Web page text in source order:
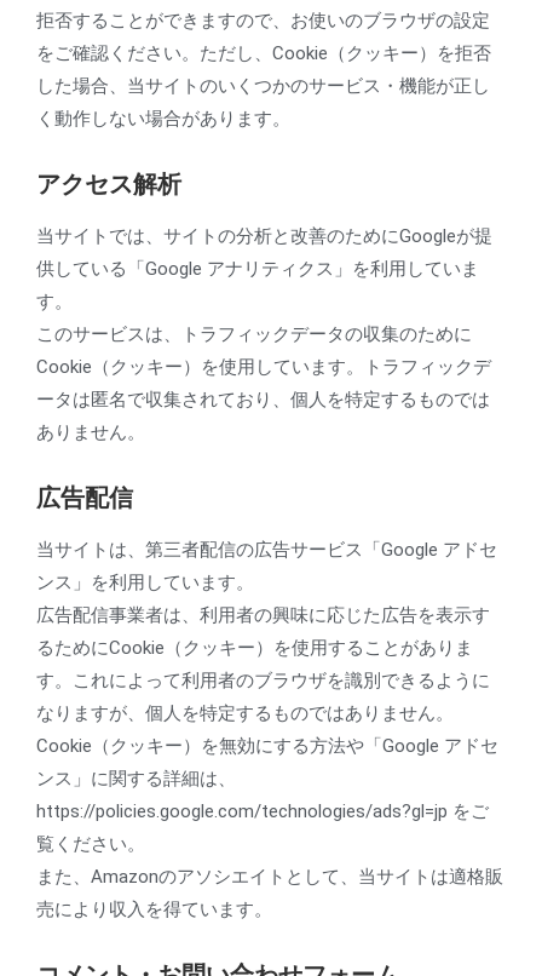
拒否することができますので、お使いのブラウザの設定
をご確認ください。ただし、Cookie（クッキー）を拒否
した場合、当サイトのいくつかのサービス・機能が正し
く動作しない場合があります。
アクセス解析
当サイトでは、サイトの分析と改善のためにGoogleが提
供している「Google アナリティクス」を利用していま
す。
このサービスは、トラフィックデータの収集のために
Cookie（クッキー）を使用しています。トラフィックデ
ータは匿名で収集されており、個人を特定するものでは
ありません。
広告配信
当サイトは、第三者配信の広告サービス「Google アドセ
ンス」を利用しています。
広告配信事業者は、利用者の興味に応じた広告を表示す
るためにCookie（クッキー）を使用することがありま
す。これによって利用者のブラウザを識別できるように
なりますが、個人を特定するものではありません。
Cookie（クッキー）を無効にする方法や「Google アドセ
ンス」に関する詳細は、
https://policies.google.com/technologies/ads?gl=jp をご
覧ください。
また、Amazonのアソシエイトとして、当サイトは適格販
売により収入を得ています。